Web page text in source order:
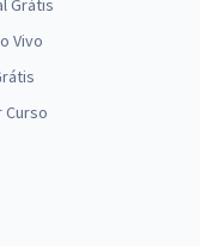
Grátis
Vivo
Curso